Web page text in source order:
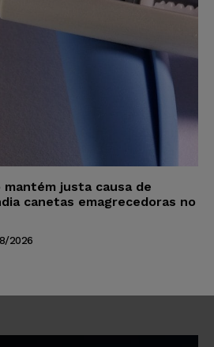
justa causa de
canetas emagrecedoras no
2026